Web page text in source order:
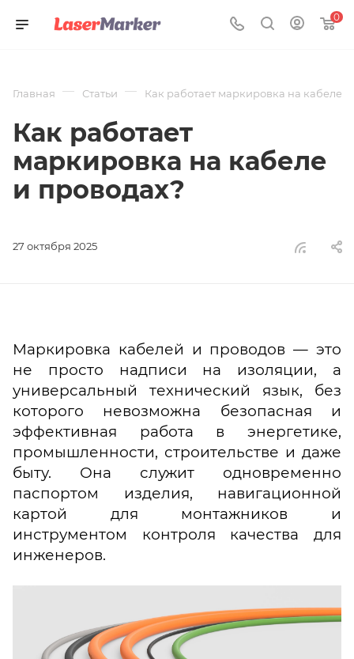
0
Как работает
маркировка на кабеле
и проводах?
Главная — Статьи — Как работает маркировка на кабеле
27 октября 2025
Маркировка кабелей и проводов — это
не просто надписи на изоляции, а
универсальный технический язык, без
которого невозможна безопасная и
эффективная работа в энергетике,
промышленности, строительстве и даже
быту. Она служит одновременно
паспортом изделия, навигационной
картой для монтажников и
инструментом контроля качества для
инженеров.